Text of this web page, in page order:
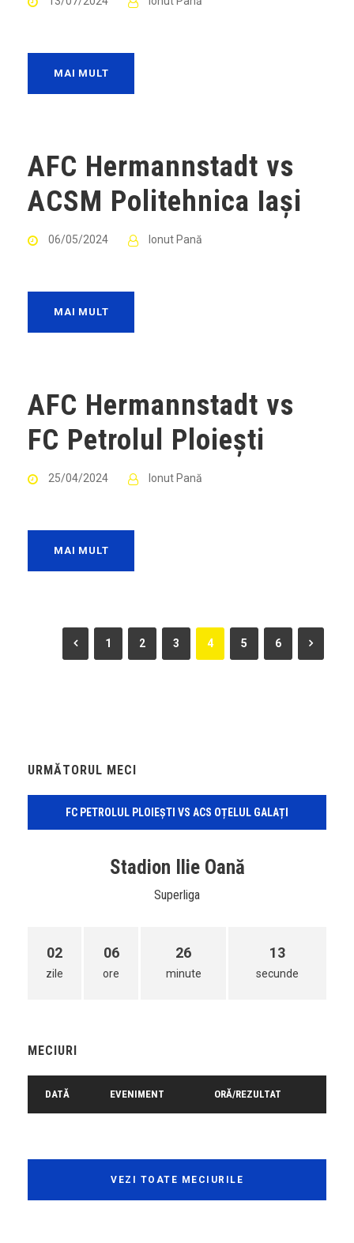
MAI MULT
AFC Hermannstadt vs
ACSM Politehnica Iași
06/05/2024 Ionut Pană
MAI MULT
AFC Hermannstadt vs
FC Petrolul Ploiești
25/04/2024 Ionut Pană
MAI MULT
1 2 3 4 5 6
URMĂTORUL MECI
FC PETROLUL PLOIEȘTI VS ACS OȚELUL GALAȚI
Stadion Ilie Oană
Superliga
02
zile
06
ore
26
minute
13
secunde
MECIURI
DATĂ EVENIMENT ORĂ/REZULTAT
VEZI TOATE MECIURILE